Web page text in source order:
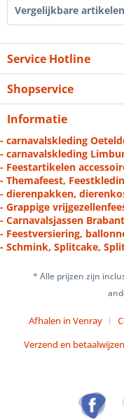
Vergelijkbare artikelen
Service Hotline
Shopservice
Informatie
- carnavalskleding
- carnavalskleding
- Feestartikelen
- Themafeest,
- dierenpakken,
- Grappige
- Carnavalsjassen
- Feestversiering,
- Schmink, Splitcake,
* Alle prijzen zijn
Afhalen in Venray
Verzend en betaalwijzen